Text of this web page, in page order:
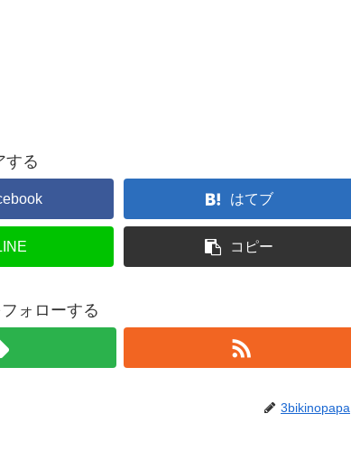
する
はてブ
コピー
ォローする
3bikinopapa